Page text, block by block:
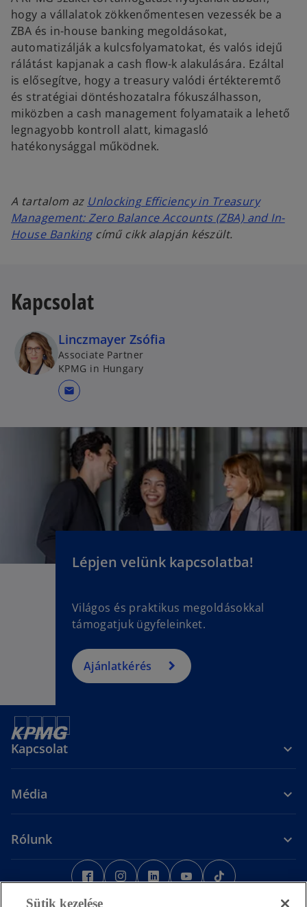
hogy a vállalatok zökkenőmentesen vezessék be a
ZBA és in-house banking megoldásokat,
automatizálják a kulcsfolyamatokat, és valós idejű
rálátást kapjanak a cash flow-k alakulására. Ezáltal
is elősegítve, hogy a treasury valódi értékteremtő
és stratégiai döntéshozatalra fókuszálhasson,
miközben a cash management folyamataik a lehető
legnagyobb kontroll alatt, kimagasló
hatékonysággal működnek.
A tartalom az Unlocking Efficiency in Treasury
Management: Zero Balance Accounts (ZBA) and In-
House Bankingo
s
a
n
a
b
című cikk alapján készült.
Kapcsolat
Linczmayer Zsófia
Associate Partner
KPMG in Hungary
mail
Lépjen velünk kapcsolatba!
Világos és praktikus megoldásokkal
támogatjuk ügyfeleinket.
Ajánlatkérés
Kapcsolat
Média
Rólunk
o
p
o
p
o
p
o
p
p
Jogi nyilatkozat
Sütik kezelése